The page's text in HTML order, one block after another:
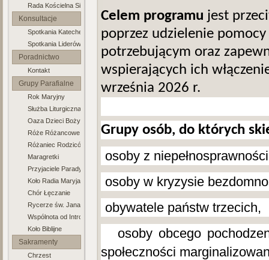
Rada Kościelna Sienno
Konsultacje
Duszp.
Spotkania Katechetyczne
Spotkania Liderów Grup
Poradnictwo
Rodzinne
Kontakt
Grupy Parafialne
Rok Maryjny
Służba Liturgiczna Ołtarza
Oaza Dzieci Bożych
Róże Różancowe
Różaniec Rodziców
Maragretki
Przyjaciele Paradyża
Koło Radia Maryja
Chór Łęczanie
Rycerze św. Jana Pawła II
Wspólnota od Intronizacji NSPJ
Koło Biblijne
Sakramenty
Chrzest
Celem programu jest
poprzez udzielenie
potrzebującym oraz
wspierających ich
września 2026 r.
Grupy osób, do których
osoby z
osoby w kryzysie
obywatele państw trzecich,
osoby obcego
społeczności